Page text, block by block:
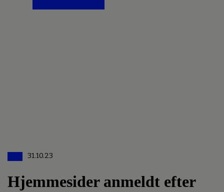
31.10.23
Hjemmesider anmeldt efter